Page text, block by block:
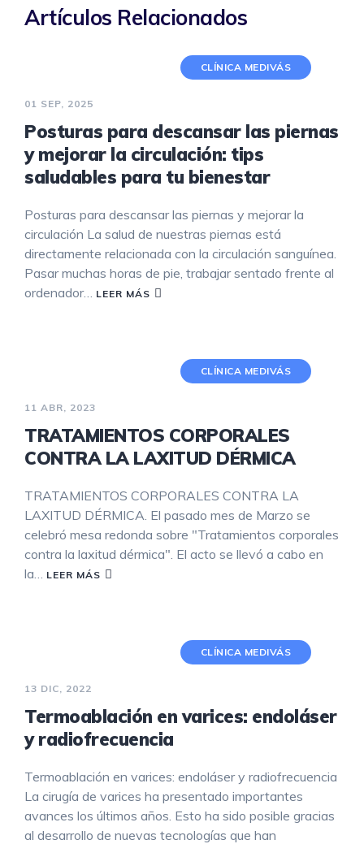
Artículos Relacionados
CLÍNICA MEDIVÁS
01 SEP, 2025
Posturas para descansar las piernas
y mejorar la circulación: tips
saludables para tu bienestar
Posturas para descansar las piernas y mejorar la
circulación La salud de nuestras piernas está
directamente relacionada con la circulación sanguínea.
Pasar muchas horas de pie, trabajar sentado frente al
ordenador… LEER MÁS
CLÍNICA MEDIVÁS
11 ABR, 2023
TRATAMIENTOS CORPORALES
CONTRA LA LAXITUD DÉRMICA
TRATAMIENTOS CORPORALES CONTRA LA
LAXITUD DÉRMICA. El pasado mes de Marzo se
celebró mesa redonda sobre "Tratamientos corporales
contra la laxitud dérmica". El acto se llevó a cabo en
la… LEER MÁS
CLÍNICA MEDIVÁS
13 DIC, 2022
Termoablación en varices: endoláser
y radiofrecuencia
Termoablación en varices: endoláser y radiofrecuencia
La cirugía de varices ha presentado importantes
avances los últimos años. Esto ha sido posible gracias
al desarrollo de nuevas tecnologías que han